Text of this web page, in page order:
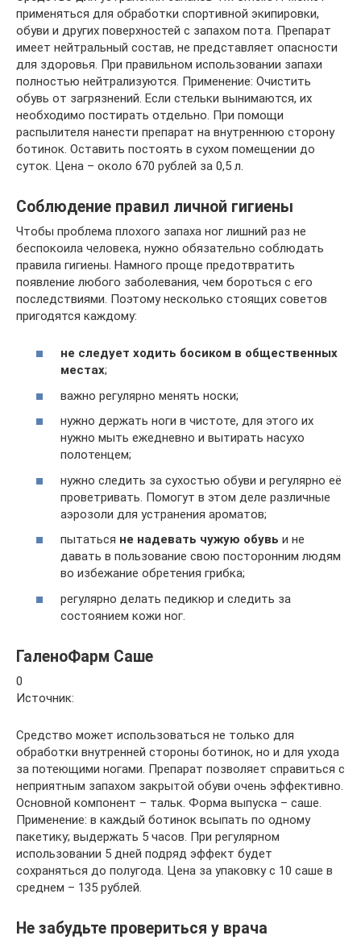
применяться для обработки спортивной экипировки,
обуви и других поверхностей с запахом пота. Препарат
имеет нейтральный состав, не представляет опасности
для здоровья. При правильном использовании запахи
полностью нейтрализуются. Применение: Очистить
обувь от загрязнений. Если стельки вынимаются, их
необходимо постирать отдельно. При помощи
распылителя нанести препарат на внутреннюю сторону
ботинок. Оставить постоять в сухом помещении до
суток. Цена – около 670 рублей за 0,5 л.
Соблюдение правил личной гигиены
Чтобы проблема плохого запаха ног лишний раз не
беспокоила человека, нужно обязательно соблюдать
правила гигиены. Намного проще предотвратить
появление любого заболевания, чем бороться с его
последствиями. Поэтому несколько стоящих советов
пригодятся каждому:
не следует ходить босиком в общественных
местах;
важно регулярно менять носки;
нужно держать ноги в чистоте, для этого их
нужно мыть ежедневно и вытирать насухо
полотенцем;
нужно следить за сухостью обуви и регулярно её
проветривать. Помогут в этом деле различные
аэрозоли для устранения ароматов;
пытаться не надевать чужую обувь и не
давать в пользование свою посторонним людям
во избежание обретения грибка;
регулярно делать педикюр и следить за
состоянием кожи ног.
ГаленоФарм Саше
0
Источник:
Средство может использоваться не только для
обработки внутренней стороны ботинок, но и для ухода
за потеющими ногами. Препарат позволяет справиться с
неприятным запахом закрытой обуви очень эффективно.
Основной компонент – тальк. Форма выпуска – саше.
Применение: в каждый ботинок всыпать по одному
пакетику; выдержать 5 часов. При регулярном
использовании 5 дней подряд эффект будет
сохраняться до полугода. Цена за упаковку с 10 саше в
среднем – 135 рублей.
Не забудьте провериться у врача